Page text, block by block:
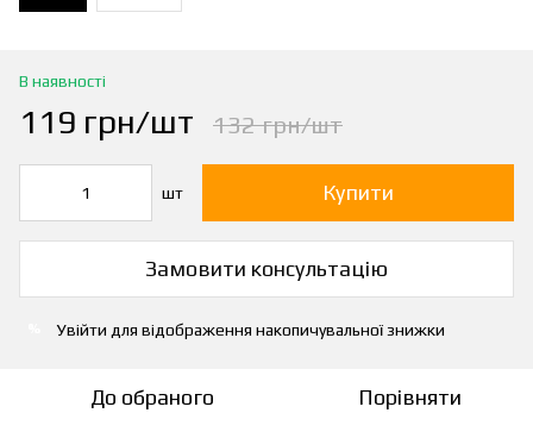
В наявності
119 грн/шт 132 грн/шт
шт Купити
Замовити консультацію
Увійти для відображення накопичувальної знижки
До обраного Порівняти